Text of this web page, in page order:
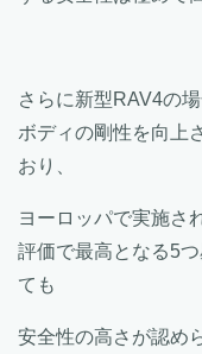
さらに新型RAV4の
ボディの剛性を向上
おり、
ヨーロッパで実施さ
評価で最高となる5
ても
安全性の高さが認め